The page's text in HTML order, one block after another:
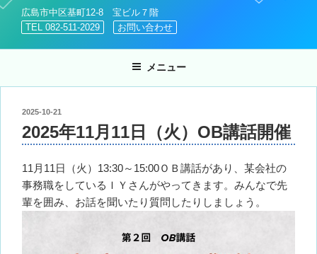
キ
広島市中区基町12-8 宝ビル７階
TEL 082-511-2029
お問い合わせ
メニュー
投
日:
2025-10-21
2025年11月11日（火）OB講話開催
11月11日（火）13:30～15:00ＯＢ講話があり、某会社の
事務職をしているＩＹさんがやってきます。みんなで先
輩を囲み、お話を聞いたり質問したりしましょう。